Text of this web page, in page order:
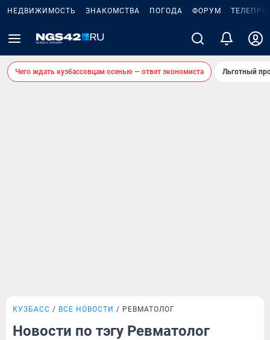
НЕДВИЖИМОСТЬ ЗНАКОМСТВА ПОГОДА ФОРУМ
Чего ждать кузбассовцам осенью — ответ экономиста Льготный
КУЗБАСС ВСЕ НОВОСТИ РЕВМАТОЛОГ
Новости по тэгу Ревматолог